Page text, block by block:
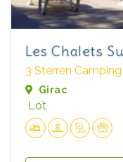
Les Chalets
3 Sterren Camping
Girac
Lot